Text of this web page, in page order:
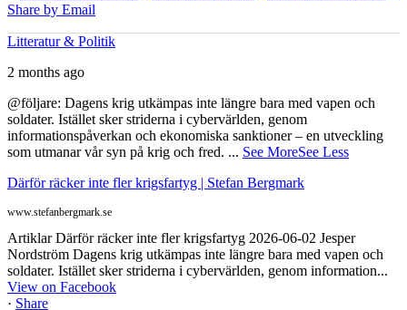
Share by Email
Litteratur & Politik
2 months ago
@följare: Dagens krig utkämpas inte längre bara med vapen och
soldater. Istället sker striderna i cybervärlden, genom
informationspåverkan och ekonomiska sanktioner – en utveckling
som utmanar vår syn på krig och fred. ... See MoreSee Less
Därför räcker inte fler krigsfartyg | Stefan Bergmark
www.stefanbergmark.se
Artiklar Därför räcker inte fler krigsfartyg 2026-06-02 Jesper
Nordström Dagens krig utkämpas inte längre bara med vapen och
soldater. Istället sker striderna i cybervärlden, genom information...
View on Facebook
· Share